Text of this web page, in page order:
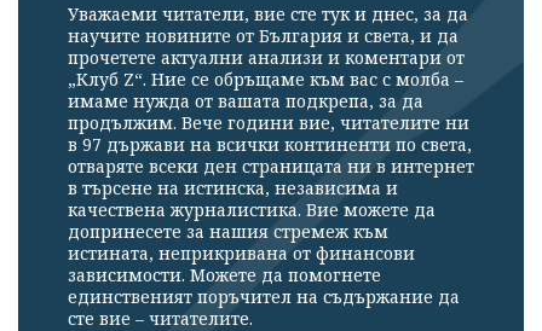
Уважаеми читатели, вие сте тук и днес, за да
научите новините от България и света, и да
прочетете актуални анализи и коментари от
„Клуб Z“. Ние се обръщаме към вас с молба –
имаме нужда от вашата подкрепа, за да
продължим. Вече години вие, читателите ни
в 97 държави на всички континенти по света,
отваряте всеки ден страницата ни в интернет
в търсене на истинска, независима и
качествена журналистика. Вие можете да
допринесете за нашия стремеж към
истината, неприкривана от финансови
зависимости. Можете да помогнете
единственият поръчител на съдържание да
сте вие – читателите.